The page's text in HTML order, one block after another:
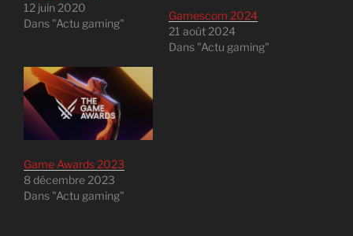
12 juin 2020
Dans "Actu gaming"
Gamescom 2024
21 août 2024
Dans "Actu gaming"
Game Awards 2023
8 décembre 2023
Dans "Actu gaming"